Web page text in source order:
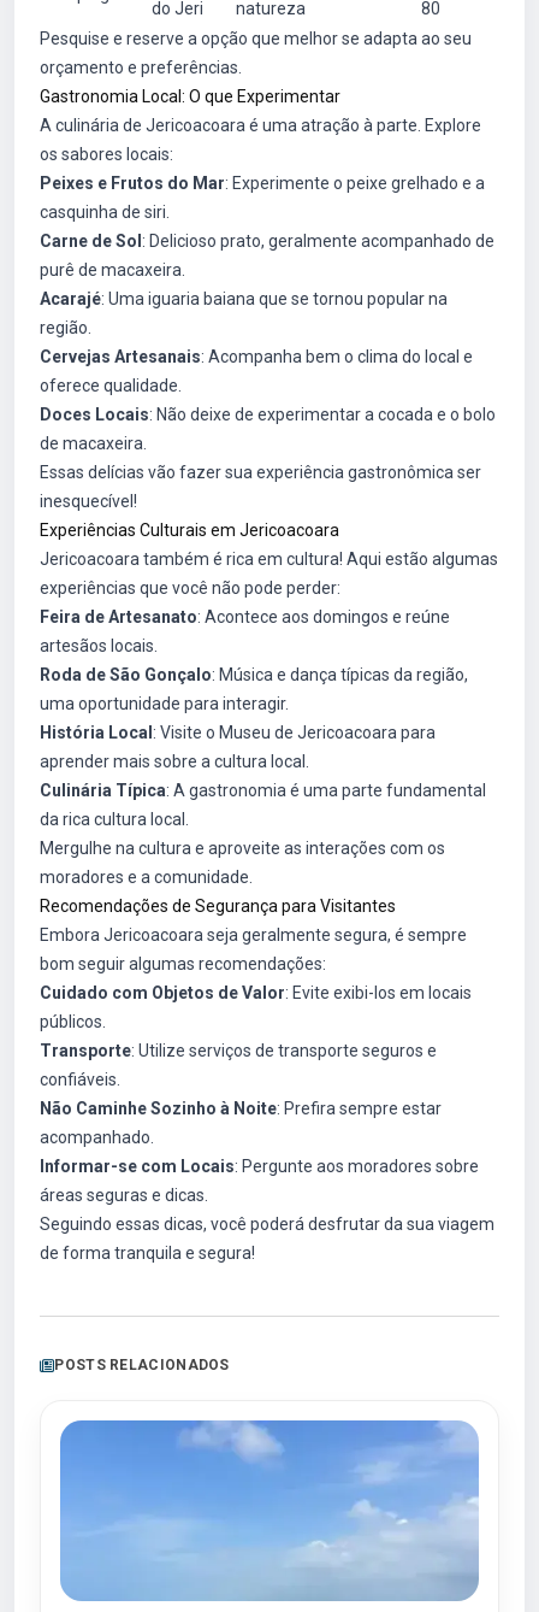
do Jeri natureza
80
Pesquise e reserve a opção que melhor se adapta ao seu
orçamento e preferências.
Gastronomia Local: O que Experimentar
A culinária de Jericoacoara é uma atração à parte. Explore
os sabores locais:
Peixes e Frutos do Mar: Experimente o peixe grelhado e a
casquinha de siri.
Carne de Sol : Delicioso prato, geralmente acompanhado de
purê de macaxeira.
Acarajé: Uma iguaria baiana que se tornou popular na
região.
Cervejas Artesanais: Acompanha bem o clima do local e
oferece qualidade.
Doces Locais: Não deixe de experimentar a cocada e o bolo
de macaxeira.
Essas delícias vão fazer sua experiência gastronômica ser
inesquecível!
Experiências Culturais em Jericoacoara
Jericoacoara também é rica em cultura! Aqui estão algumas
experiências que você não pode perder:
Feira de Artesanato: Acontece aos domingos e reúne
artesãos locais.
Roda de São Gonçalo: Música e dança típicas da região,
uma oportunidade para interagir.
História Local : Visite o Museu de Jericoacoara para
aprender mais sobre a cultura local.
Culinária Típica: A gastronomia é uma parte fundamental
da rica cultura local.
Mergulhe na cultura e aproveite as interações com os
moradores e a comunidade.
Recomendações de Segurança para Visitantes
Embora Jericoacoara seja geralmente segura, é sempre
bom seguir algumas recomendações:
Cuidado com Objetos de Valor: Evite exibi-los em locais
públicos.
Transporte: Utilize serviços de transporte seguros e
confiáveis.
Não Caminhe Sozinho à Noite: Prefira sempre estar
acompanhado.
Informar-se com Locais: Pergunte aos moradores sobre
áreas seguras e dicas.
Seguindo essas dicas, você poderá desfrutar da sua viagem
de forma tranquila e segura!
POSTS RELACIONADOS